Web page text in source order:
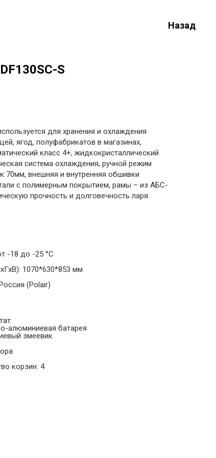
Назад
S
для хранения и охлаждения
ягод, полуфабрикатов в магазинах,
класс 4+, жидкокристаллический
система охлаждения, ручной режим
70мм, внешняя и внутренняя обшивки
с полимерным покрытием, рамы – из АБС-
прочность и долговечность ларя.
-18 до -25 °С
1070*630*853 мм
(Polair)
алюминиевая батарея
змеевик
корзин: 4